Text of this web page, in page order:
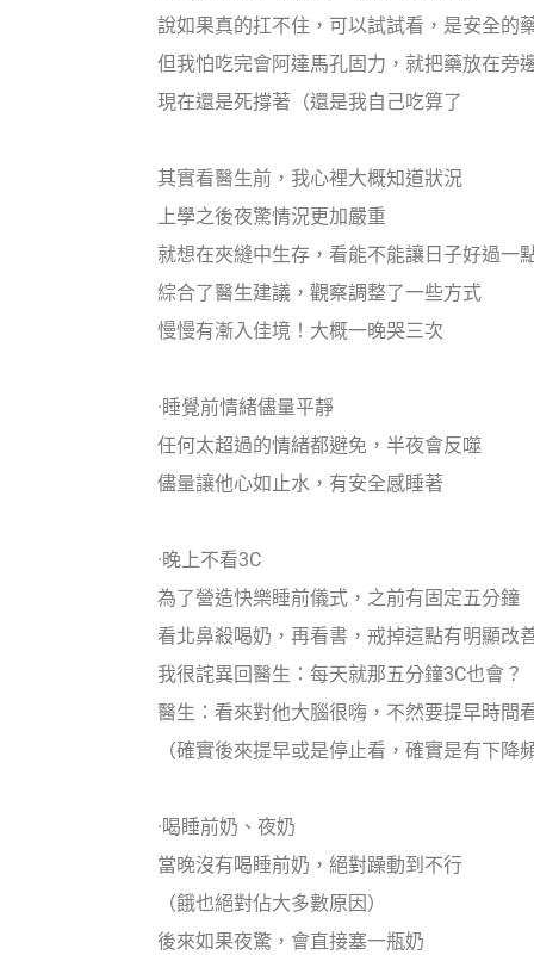
說如果真的扛不住，可以試試看，是安全的
但我怕吃完會阿達馬孔固力，就把藥放在旁
現在還是死撐著（還是我自己吃算了
其實看醫生前，我心裡大概知道狀況
上學之後夜驚情況更加嚴重
就想在夾縫中生存，看能不能讓日子好過一
綜合了醫生建議，觀察調整了一些方式
慢慢有漸入佳境！大概一晚哭三次
·睡覺前情緒儘量平靜
任何太超過的情緒都避免，半夜會反噬
儘量讓他心如止水，有安全感睡著
·晚上不看3C
為了營造快樂睡前儀式，之前有固定五分鐘
看北鼻殺喝奶，再看書，戒掉這點有明顯改
我很詫異回醫生：每天就那五分鐘3C也會？
醫生：看來對他大腦很嗨，不然要提早時間
（確實後來提早或是停止看，確實是有下降
·喝睡前奶、夜奶
當晚沒有喝睡前奶，絕對躁動到不行
（餓也絕對佔大多數原因）
後來如果夜驚，會直接塞一瓶奶